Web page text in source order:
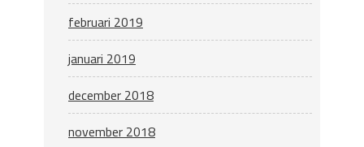
februari 2019
januari 2019
december 2018
november 2018